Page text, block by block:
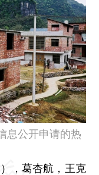
息公开申请的热
，葛杏航，王克